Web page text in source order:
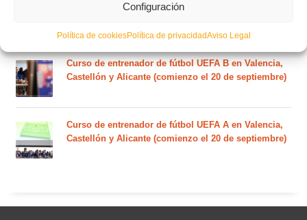
Configuración
Política de cookiesPolítica de privacidadAviso Legal
Circular nº. 5 – Normas generales de las competiciones
Curso de entrenador de fútbol UEFA B en Valencia,
Castellón y Alicante (comienzo el 20 de septiembre)
Curso de entrenador de fútbol UEFA A en Valencia,
Castellón y Alicante (comienzo el 20 de septiembre)